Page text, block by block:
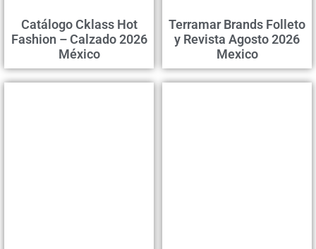
Catálogo Cklass Hot
Fashion – Calzado 2026
México
Terramar Brands Folleto
y Revista Agosto 2026
Mexico